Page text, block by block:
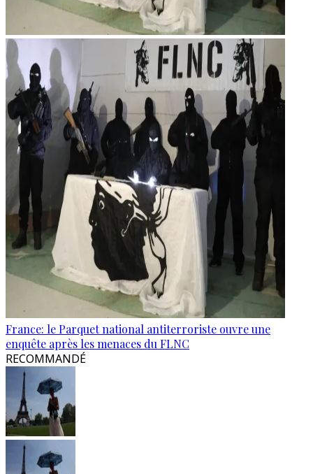
France: le Parquet national antiterroriste ouvre une
enquête après les menaces du FLNC
RECOMMANDÉ